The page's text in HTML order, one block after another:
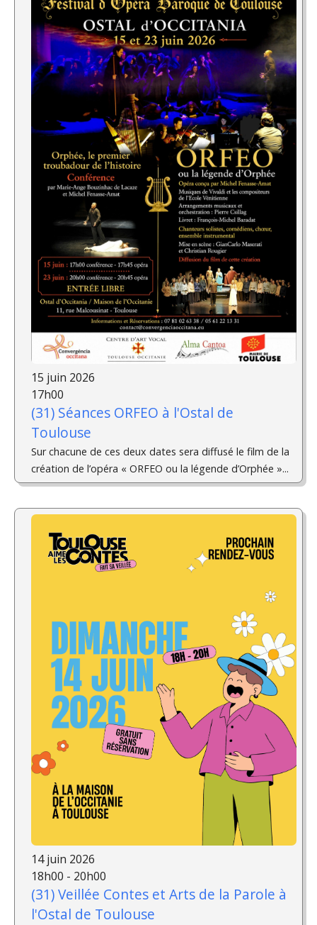
15 juin 2026
17h00
(31) Séances ORFEO à l'Ostal de
Toulouse
Sur chacune de ces deux dates sera diffusé le film de la
création de l’opéra « ORFEO ou la légende d’Orphée »...
14 juin 2026
18h00 - 20h00
(31) Veillée Contes et Arts de la Parole à
l'Ostal de Toulouse